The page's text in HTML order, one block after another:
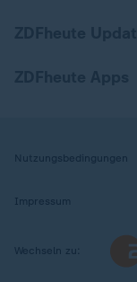
Nutzungsbedingungen
Impressum
Wechseln zu: